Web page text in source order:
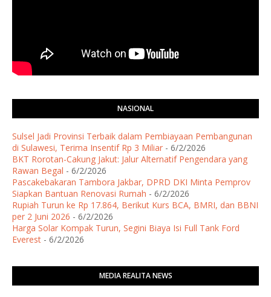
NASIONAL
Sulsel Jadi Provinsi Terbaik dalam Pembiayaan Pembangunan
di Sulawesi, Terima Insentif Rp 3 Miliar - 6/2/2026
BKT Rorotan-Cakung Jakut: Jalur Alternatif Pengendara yang
Rawan Begal - 6/2/2026
Pascakebakaran Tambora Jakbar, DPRD DKI Minta Pemprov
Siapkan Bantuan Renovasi Rumah - 6/2/2026
Rupiah Turun ke Rp 17.864, Berikut Kurs BCA, BMRI, dan BBNI
per 2 Juni 2026 - 6/2/2026
Harga Solar Kompak Turun, Segini Biaya Isi Full Tank Ford
Everest - 6/2/2026
MEDIA REALITA NEWS